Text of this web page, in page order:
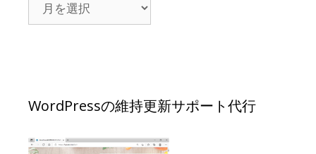
WordPressの維持更新サポート代行